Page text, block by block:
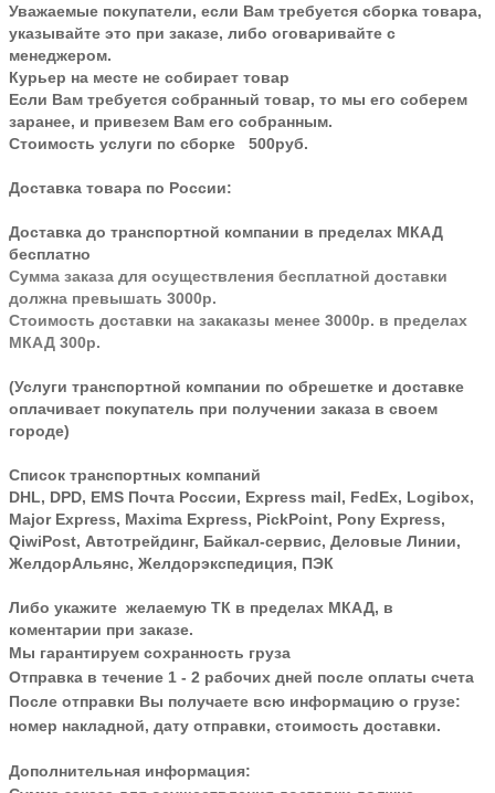
Уважаемые покупатели, если Вам требуется сборка товара,
указывайте это при заказе, либо оговаривайте с
менеджером.
Курьер на месте не собирает товар
Если Вам требуется собранный товар, то мы его соберем
заранее, и привезем Вам его собранным.
Стоимость услуги по сборке 500руб.
Доставка товара по России:
Доставка до транспортной компании в пределах МКАД
бесплатно
Сумма заказа для осуществления бесплатной доставки
должна превышать 3000р.
Стоимость доставки на закаказы менее 3000р. в пределах
МКАД 300р.
(Услуги транспортной компании по обрешетке и доставке
оплачивает покупатель при получении заказа в своем
городе)
Список транспортных компаний
DHL, DPD, EMS Почта России, Express mail, FedEx, Logibox,
Major Express, Maxima Express, PickPoint, Pony Express,
QiwiPost, Автотрейдинг, Байкал-сервис, Деловые Линии,
ЖелдорАльянс, Желдорэкспедиция, ПЭК
Либо укажите желаемую ТК в пределах МКАД, в
коментарии при заказе.
Мы гарантируем сохранность груза
Отправка в течение 1 - 2 рабочих дней после оплаты счета
После отправки Вы получаете всю информацию о грузе:
номер накладной, дату отправки, стоимость доставки.
Дополнительная информация: